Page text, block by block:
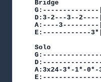
Bridge
D:3-2---3--
A:----
E:------------
Solo
A:3x24-3*-1*-